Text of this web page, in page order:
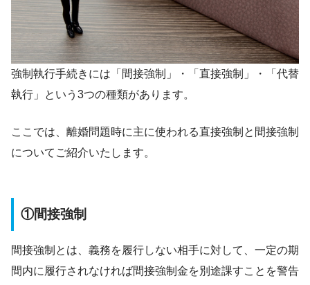
強制執行手続きには「間接強制」・「直接強制」・「代替
執行」という3つの種類があります。
ここでは、離婚問題時に主に使われる直接強制と間接強制
についてご紹介いたします。
①間接強制
間接強制とは、義務を履行しない相手に対して、一定の期
間内に履行されなければ間接強制金を別途課すことを警告